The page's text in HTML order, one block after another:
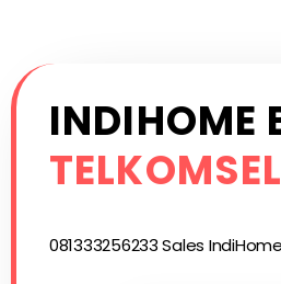
INDIHOME
TELKOMSEL
081333256233 Sales